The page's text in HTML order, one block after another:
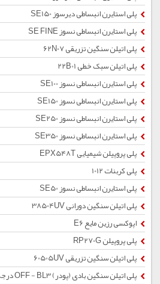
پلی استایرن انبساطی دیرسوز SE150
پلی استایرن انبساطی نسوز SE FINE
پلی اتیلن سنگین تزریقی 62N07
پلی اتیلن سبک خطی 22B01
پلی استایرن انبساطی نسوز SE100
پلی استایرن انبساطی نسوز SE150
پلی استایرن انبساطی نسوز SE250
پلی استایرن انبساطی نسوز SE350
پلی پروپیلن شیمیایی EPX548T
پلی کربنات 1012
پلی استایرن انبساطی نسوز SE50
پلی اتیلن سنگین دورانی 38504UV
اپوکسی رزین مایع E6
پلی پروپیلن RP270G
پلی اتیلن سنگین تزریقی 60505UV
پلی اتیلن سنگین بادی (پودر) OFF - BL3 درجه2